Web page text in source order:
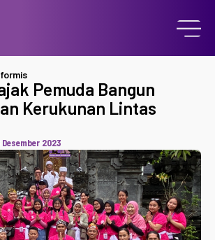
Pemuda Bangun
Kerukunan Lintas
Desember 2023